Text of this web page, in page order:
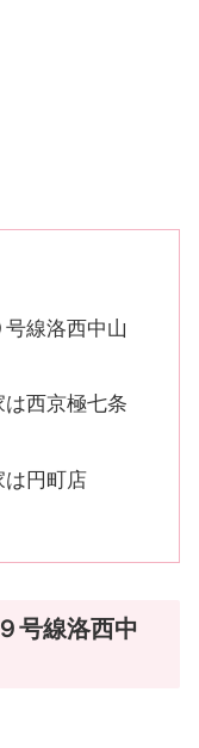
線洛西中山
西京極七条
は円町店
号線洛西中